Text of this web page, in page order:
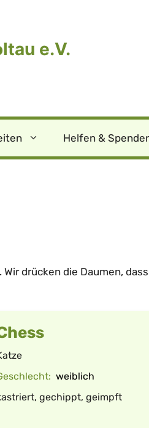
e.V.
Helfen &
drücken die Daumen,
weiblich
gechippt, geimpft